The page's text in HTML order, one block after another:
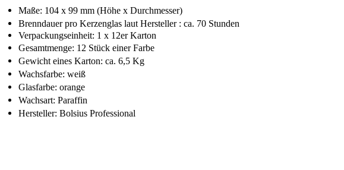
Maße: 104 x 99 mm (Höhe x Durchmesser)
Brenndauer pro Kerzenglas laut Hersteller : ca. 70 Stunden
Verpackungseinheit: 1 x 12er Karton
Gesamtmenge: 12 Stück einer Farbe
Gewicht eines Karton: ca. 6,5 Kg
Wachsfarbe: weiß
Glasfarbe: orange
Wachsart: Paraffin
Hersteller: Bolsius Professional